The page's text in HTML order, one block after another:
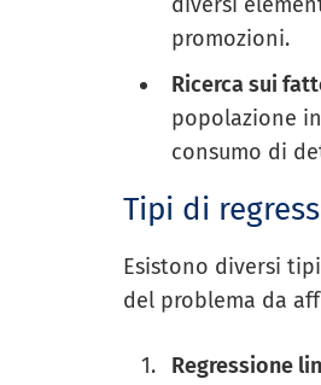
promozioni.
Ricerca sui
popolazione
consumo di
Tipi di
Esistono diversi
del problema da
Regressione